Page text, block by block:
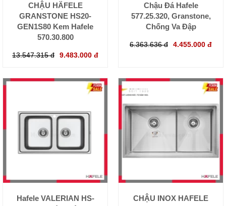
CHẬU HÄFELE
GRANSTONE HS20-
GEN1S80 Kem Hafele
570.30.800
13.547.315 đ 9.483.000 đ
Chậu Đá Hafele
577.25.320, Granstone,
Chống Va Đập
6.363.636 đ 4.455.000 đ
Hafele VALERIAN HS-
CHẬU INOX HAFELE